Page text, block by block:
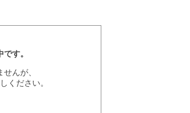
す。
んが、
ください。